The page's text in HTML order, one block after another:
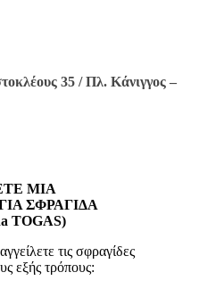
35 / Πλ. Κάνιγγος –
ΜΙΑ
ΣΦΡΑΓΙΔΑ
TOGAS)
τις σφραγίδες
εξής τρόπους: